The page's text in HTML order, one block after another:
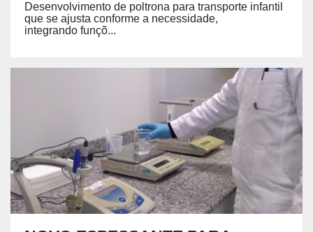
Desenvolvimento de poltrona para transporte infantil
que se ajusta conforme a necessidade,
integrando funçõ...